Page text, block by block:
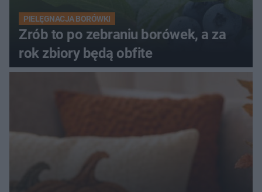
PIELĘGNACJA BORÓWKI
Zrób to po zebraniu borówek, a za
rok zbiory będą obfite